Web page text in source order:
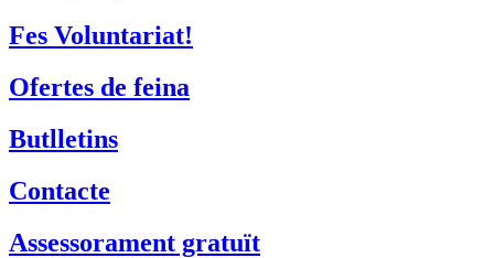
Fes Voluntariat!
Ofertes de feina
Butlletins
Contacte
Assessorament gratuït